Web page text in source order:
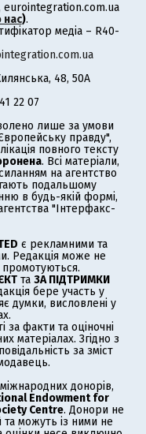
eurointegration.com.ua
нас).
медіа – R40-
48, 50А
22 07
лише за умови
правду",
повного тексту
. Всі матеріали,
на агентство
подальшому
в будь-якій формі,
"Інтерфакс-
є рекламними та
Редакція може не
промотуються.
та ЗА ПІДТРИМКИ
бере участь у
думки, висловлені у
за факти та оціночні
матеріалах. Згідно з
за зміст
донорів,
Endowment for
Centre. Донори не
та можуть із ними не